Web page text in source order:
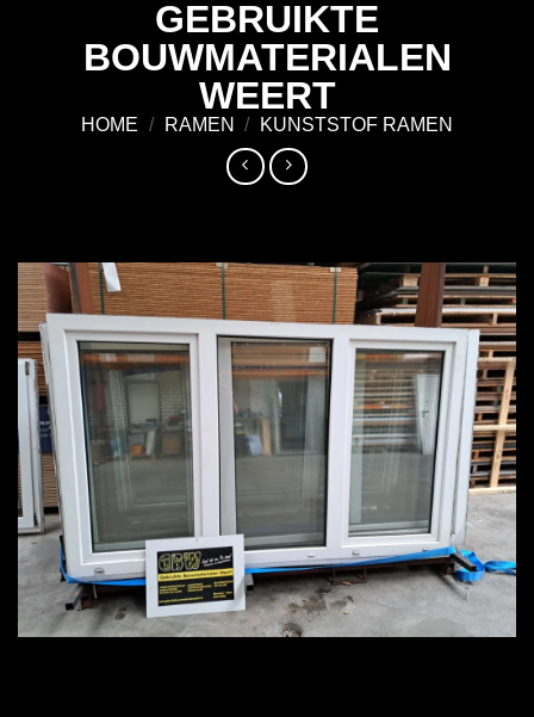
GEBRUIKTE
BOUWMATERIALEN
WEERT
HOME / RAMEN / KUNSTSTOF RAMEN